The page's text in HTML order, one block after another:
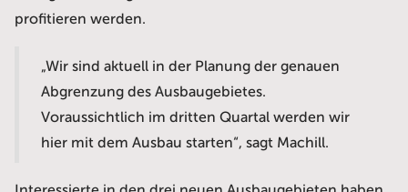
profitieren werden.
„Wir sind aktuell in der Planung der genauen
Abgrenzung des Ausbaugebietes.
Voraussichtlich im dritten Quartal werden wir
hier mit dem Ausbau starten“, sagt Machill.